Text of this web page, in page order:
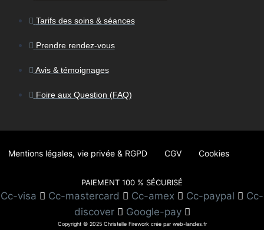
Tarifs des soins & séances
Prendre rendez-vous
Avis & témoignages
Foire aux Question (FAQ)
Mentions légales, vie privée & RGPD CGV Cookies
PAIEMENT 100 % SÉCURISÉ
Cc-visa Cc-mastercard Cc-amex Cc-paypal
Cc-
discover
Google-pay
Copyright © 2025 Christelle Firework crée par web-landes.fr